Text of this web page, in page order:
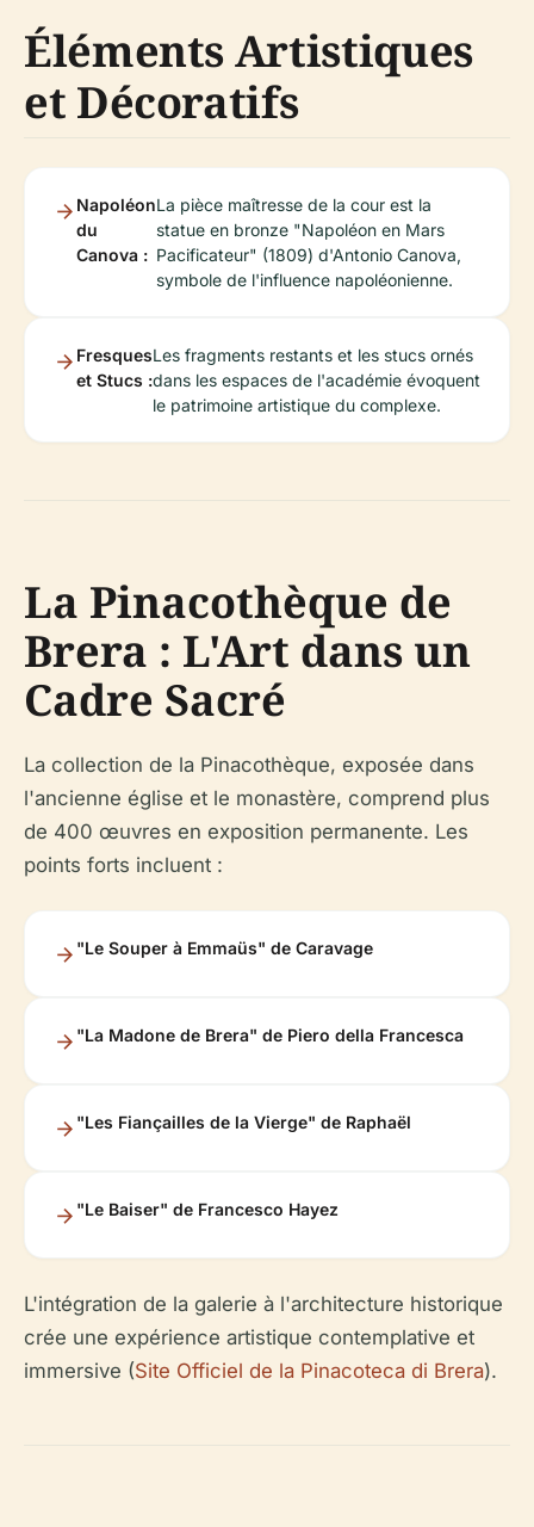
Éléments Artistiques
et Décoratifs
Napoléon
du
Canova :
La pièce maîtresse de la cour est la
statue en bronze "Napoléon en Mars
Pacificateur" (1809) d'Antonio Canova,
symbole de l'influence napoléonienne.
Fresques
et Stucs :
Les fragments restants et les stucs ornés
dans les espaces de l'académie évoquent
le patrimoine artistique du complexe.
La Pinacothèque de
Brera : L'Art dans un
Cadre Sacré
La collection de la Pinacothèque, exposée dans
l'ancienne église et le monastère, comprend plus
de 400 œuvres en exposition permanente. Les
points forts incluent :
"Le Souper à Emmaüs" de Caravage
"La Madone de Brera" de Piero della Francesca
"Les Fiançailles de la Vierge" de Raphaël
"Le Baiser" de Francesco Hayez
L'intégration de la galerie à l'architecture historique
crée une expérience artistique contemplative et
immersive (Site Officiel de la Pinacoteca di Brera).